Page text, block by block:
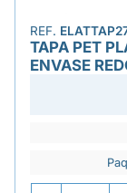
REF.
TAPA PET
ENVASE